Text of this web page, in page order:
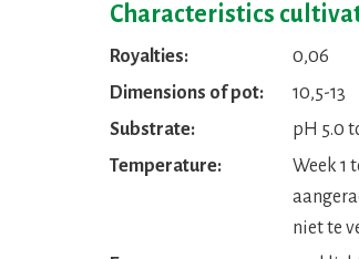
Characteristics
Royalties:
0,06
Dimensions of pot:
10,5-13
Substrate:
pH 5.0
Temperature:
Week 1
niet te